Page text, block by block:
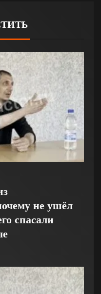
не ушёл
спасали